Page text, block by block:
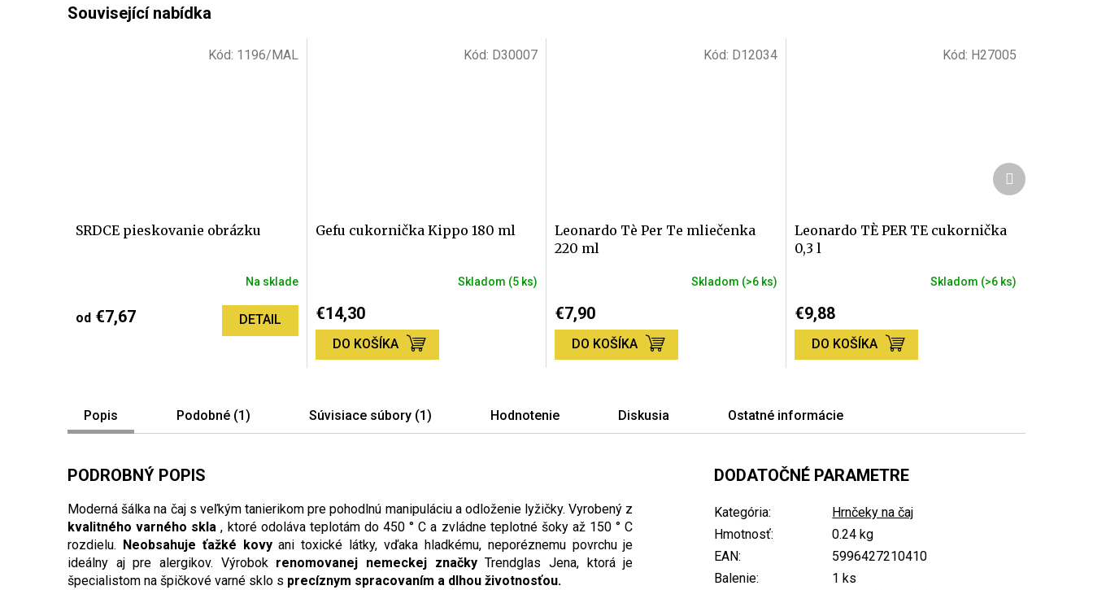
SRDCE pieskovanie obrázku
Na sklade
od €7,67 DETAIL
Kód: 1196/MAL
Gefu cukornička Kippo 180 ml
Skladom (5 ks)
€14,30
DO KOŠÍKA
Kód: D30007
Leonardo Tè Per Te mliečenka
220 ml
Skladom (>6 ks)
€7,90
DO KOŠÍKA
Kód: D12034
Leonardo TÈ PER TE cukornička
0,3 l
Skladom (>6 ks)
€9,88
DO KOŠÍKA
Kód: H27005
Ďalší
produkt
Popis Podobné (1) Súvisiace súbory (1) Hodnotenie Diskusia Ostatné informácie
PODROBNÝ POPIS
Moderná šálka na čaj s veľkým tanierikom pre pohodlnú manipuláciu a odloženie lyžičky. Vyrobený z
kvalitného varného skla , ktoré odoláva teplotám do 450 ° C a zvládne teplotné šoky až 150 ° C
rozdielu.
Neobsahuje ťažké kovyani toxické látky, vďaka hladkému, neporéznemu povrchu je
ideálny aj pre alergikov. Výrobok renomovanej nemeckej značkyTrendglas Jena, ktorá je
špecialistom na špičkové varné sklo s precíznym spracovaním a dlhou životnosťou.
DODATOČNÉ PARAMETRE
Kategória:
Hrnčeky na čaj
Hmotnosť:
0.24 kg
EAN:
5996427210410
Balenie:
1 ks